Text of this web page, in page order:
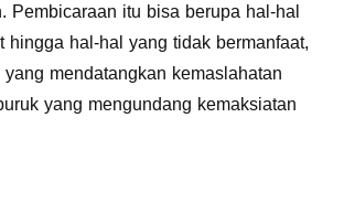
Pembicaraan itu bisa berupa hal-hal
hingga hal-hal yang tidak bermanfaat,
mendatangkan kemaslahatan
yang mengundang kemaksiatan